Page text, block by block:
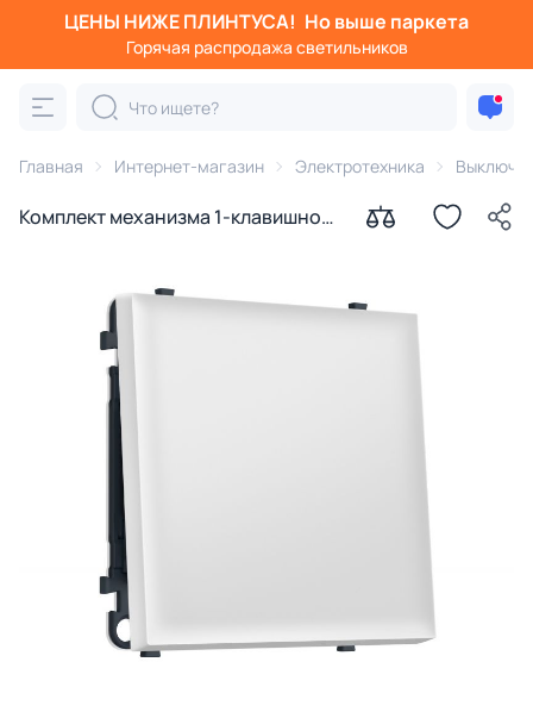
ЦЕНЫ НИЖЕ ПЛИНТУСА! Но выше паркета
Горячая распродажа светильников
Главная Интернет-магазин Электротехника
Комплект механизма 1-клавишного
касание QUANT PRO